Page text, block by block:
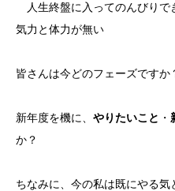
人生終盤に入ってのんびりで
気力と体力が無い
皆さんは今どのフェーズですか
新年度を機に、 やりたいこと ・
か？
ちなみに、今の私は既にやる